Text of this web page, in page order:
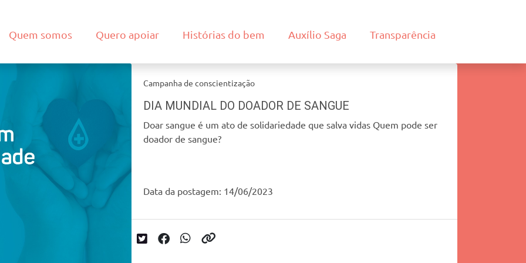
Quem somos Quero apoiar Histórias do bem Auxílio Saga Transparência
Campanha de conscientização
DIA MUNDIAL DO DOADOR DE SANGUE
Doar sangue é um ato de solidariedade que salva vidas Quem pode ser
doador de sangue?
Data da postagem: 14/06/2023